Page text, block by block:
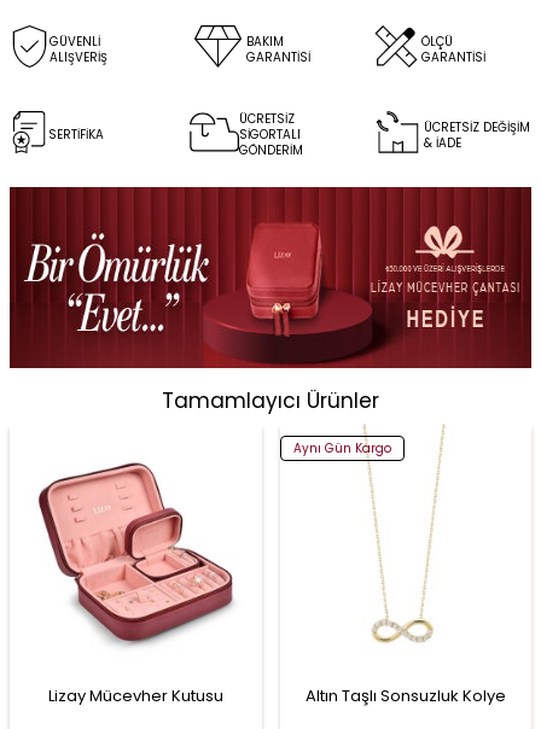
GÜVENLİ
ALIŞVERİŞ
BAKIM
GARANTİSİ
ÖLÇÜ
GARANTİSİ
SERTİFİKA
ÜCRETSİZ
SİGORTALI
GÖNDERİM
ÜCRETSİZ DEĞİŞİM
& İADE
Tamamlayıcı Ürünler
Lizay Mücevher Kutusu
Aynı Gün Kargo
Altın Taşlı Sonsuzluk Kolye